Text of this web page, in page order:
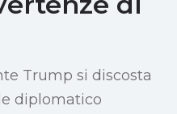
Trump si discosta
diplomatico